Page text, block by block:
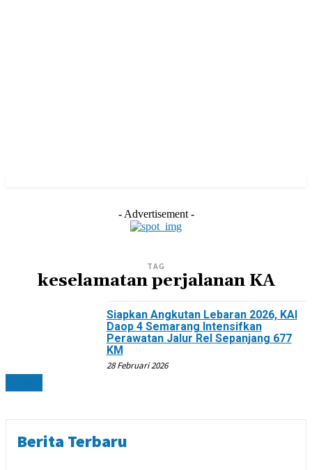
- Advertisement -
TAG
keselamatan perjalanan KA
Siapkan Angkutan Lebaran 2026, KAI
Daop 4 Semarang Intensifkan
Perawatan Jalur Rel Sepanjang 677
KM
28 Februari 2026
Berita Terbaru